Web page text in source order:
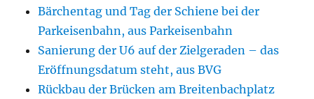
Bärchentag und Tag der Schiene bei der
Parkeisenbahn, aus Parkeisenbahn
Sanierung der U6 auf der Zielgeraden – das
Eröffnungsdatum steht, aus BVG
Rückbau der Brücken am Breitenbachplatz